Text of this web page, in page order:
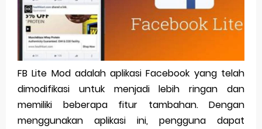
Simpan Profil Ig Dengan Mudah
Aplikasi Togel Android: Solusi Praktis Untuk Pecinta Togel
Siap Video Call, tapi Download Aplikasinya Dulu, Abangku
Friday, 7 August
FB Lite Mod adalah aplikasi Facebook yang telah
dimodifikasi untuk menjadi lebih ringan dan
memiliki beberapa fitur tambahan. Dengan
menggunakan aplikasi ini, pengguna dapat